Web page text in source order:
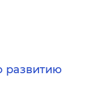
развитию